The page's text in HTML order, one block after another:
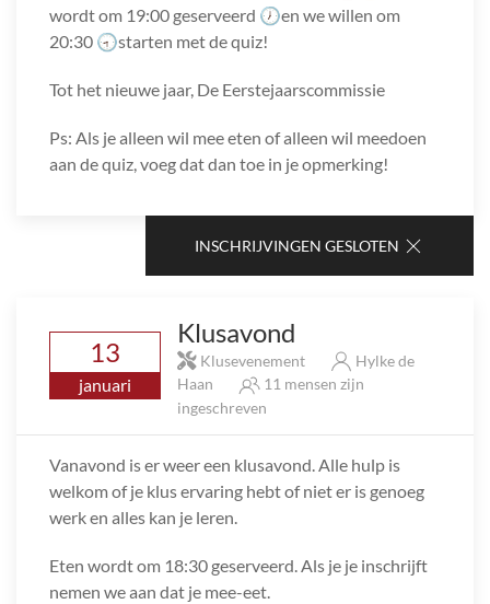
wordt om 19:00 geserveerd 🕖en we willen om
20:30 🕣starten met de quiz!
Tot het nieuwe jaar, De Eerstejaarscommissie
Ps: Als je alleen wil mee eten of alleen wil meedoen
aan de quiz, voeg dat dan toe in je opmerking!
INSCHRIJVINGEN GESLOTEN
13
januari
Klusavond
Klusevenement
Hylke de
Haan
11 mensen zijn
ingeschreven
Vanavond is er weer een klusavond. Alle hulp is
welkom of je klus ervaring hebt of niet er is genoeg
werk en alles kan je leren.
Eten wordt om 18:30 geserveerd. Als je je inschrijft
nemen we aan dat je mee-eet.